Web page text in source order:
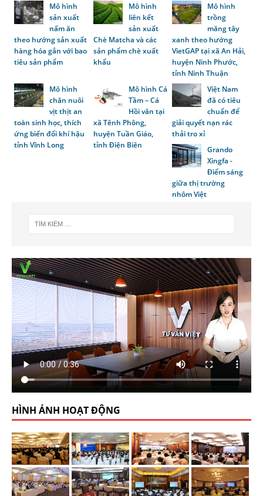
Mô hình
sản xuất
nấm ăn
theo hướng sản xuất
hàng hóa gắn với bao
tiêu sản phẩm
Mô hình
liên kết
sản xuất
Chè Matcha và các
sản phẩm chè xuất
khẩu
Mô hình
trồng
măng tây
xanh theo hướng
VietGAP tại xã An Hải,
huyện Ninh Phước,
tỉnh Ninh Thuận
Mô hình
chăn nuôi
vịt thịt an
toàn sinh học, thích
ứng biến đổi khí hậu
tỉnh Vĩnh Long
Mô hình Cá
Tầm – Cá
Hồi vân tại
xã Tênh Phông,
huyện Tuần Giáo,
tỉnh Điện Biên
Việt Nam
đã có tiêu
chuẩn để
giải quyết nạn rác
thải tro xỉ
Grando
Xingfa -
Điểm sáng
giữa thị trường
nhôm Việt
HÌNH ẢNH HOẠT ĐỘNG